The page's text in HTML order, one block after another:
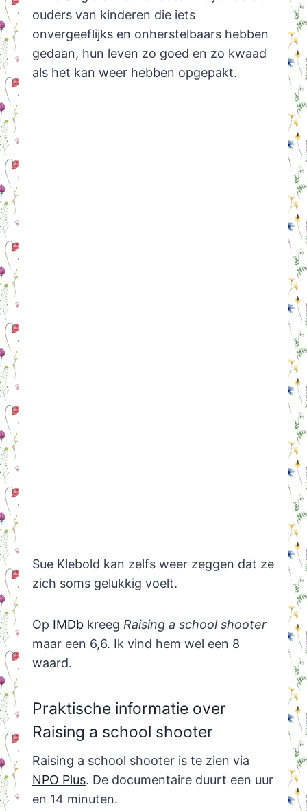
ouders van kinderen die iets
onvergeeflijks en onherstelbaars hebben
gedaan, hun leven zo goed en zo kwaad
als het kan weer hebben opgepakt.
Sue Klebold kan zelfs weer zeggen dat ze
zich soms gelukkig voelt.
Op IMDbkreeg Raising a school shooter
maar een 6,6. Ik vind hem wel een 8
waard.
Praktische informatie over
Raising a school shooter
Raising a school shooter is te zien via
NPO Plus. De documentaire duurt een uur
en 14 minuten.